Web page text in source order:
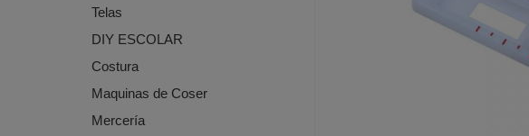
Telas
DIY ESCOLAR
Costura
Maquinas de Coser
Mercería